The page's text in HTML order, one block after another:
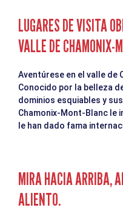
LUGARES DE VISITA
VALLE DE CHAMONIX-
Aventúrese en el valle de
Conocido por la belleza
dominios esquiables y
Chamonix-Mont-Blanc le
le han dado fama
MIRA HACIA ARRIBA,
ALIENTO.